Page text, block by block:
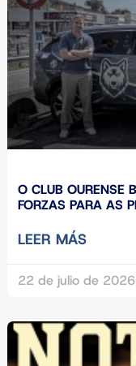
O CLUB OURENSE
FORZAS PARA AS
LEER MÁS
22 de julio de 2026